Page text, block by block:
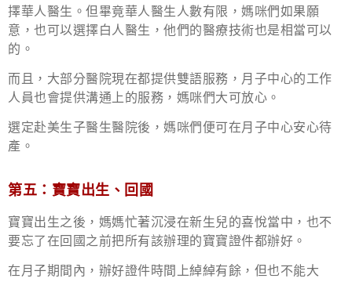
擇華人醫生。但畢竟華人醫生人數有限，媽咪們如果願
意，也可以選擇白人醫生，他們的醫療技術也是相當可以
的。
而且， 大部分醫院現在都提供雙語服務，月子中心的工作
人員也會提供溝通上的服務 ，媽咪們大可放心。
選定赴美生子醫生醫院後，媽咪們便可在月子中心安心待
產。
第五：寶寶出生、回國
寶寶出生之後，媽媽忙著沉浸在新生兒的喜悅當中，也不
要忘了在回國之前把所有該辦理的寶寶證件都辦好。
在月子期間內，辦好證件時間上綽綽有餘，但也不能大